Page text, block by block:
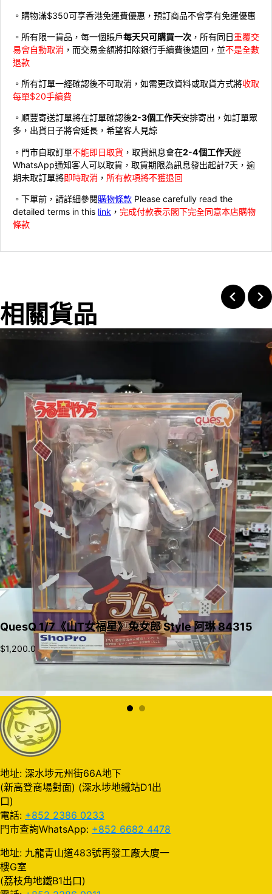
。購物滿$350可享香港免運費優惠，預訂商品不會享有免運優惠
。所有限一貨品，每一個賬戶每天只可購買一次 ，所有同日重覆交
易會自動取消 ，而交易金額將扣除銀行手續費後退回，並不是全數
退款
。所有訂單一經確認後不可取消，如需更改資料或取貨方式將收取
每單$20手續費
。順豐寄送訂單將在訂單確認後2-3個工作天安排寄出，如訂單眾
多，出貨日子將會延長，希望客人見諒
。門市自取訂單不能即日取貨 ，取貨訊息會在2-4個工作天經
WhatsApp通知客人可以取貨，取貨期限為訊息發出起計7天，逾
期未取訂單將即時取消 ， 所有款項將不獲退回
。下單前，請詳細參閱購物條款 Please carefully read the
detailed terms in this link ， 完成付款表示閣下完全同意本店購物
條款
相關貨品
QuesQ 1/7《山T女福星》兔女郎 Style 阿琳 84315
$1,200.0
地址: 深水埗元州街66A地下
(新高登商場對面) (深水埗地鐵站D1出
口)
電話: +852 2386 0233
門市查詢WhatsApp: +852 6682 4478
地址: 九龍青山道483號再發工廠大廈一
樓G室
(荔枝角地鐵B1出口)